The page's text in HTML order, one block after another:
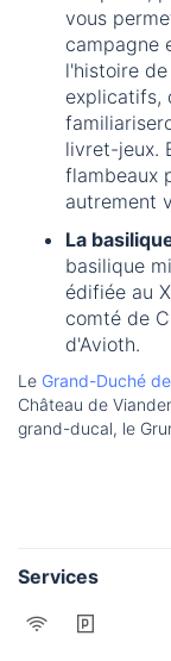
vous
campagne
l'histoire
explicatifs,
livret-jeux.
flambeaux
autrement
La
basilique
édifiée au
comté de
d'Avioth.
Le Grand-Duché
Château de
grand-ducal, le
Services